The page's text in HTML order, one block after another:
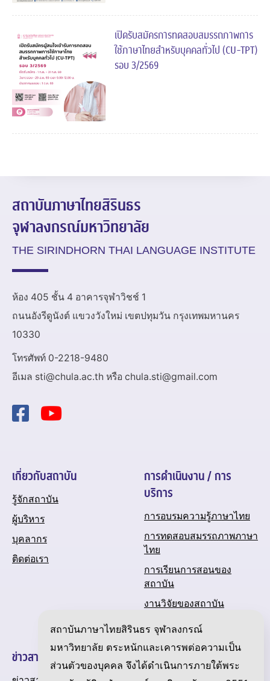
เปิดรับสมัครการทดสอบสมรรถภาพการ
ใช้ภาษาไทยสำหรับบุคคลทั่วไป (CU-TPT)
รอบ 3/2569
สถาบันภาษาไทยสิรินธร
จุฬาลงกรณ์มหาวิทยาลัย
THE SIRINDHORN THAI LANGUAGE INSTITUTE
ห้อง 405 ชั้น 4 อาคารจุฬาวิชช์ 1
ถนนอังรีดูนังต์ แขวงวังใหม่ เขตปทุมวัน กรุงเทพมหานคร
10330
โทรศัพท์ 0-2218-9480
อีเมล sti@chula.ac.th หรือ chula.sti@gmail.com
เกี่ยวกับสถาบัน
รู้จักสถาบัน
ผู้บริหาร
บุคลากร
ติดต่อเรา
การดำเนินงาน / การ
บริการ
การอบรมความรู้ภาษาไทย
การทดสอบสมรรถภาพภาษา
ไทย
การเรียนการสอนของ
สถาบัน
งานวิจัยของสถาบัน
ปฏิทินกิจกรรมของสถาบัน
ข่าวสารและความเคลื่อนไหว
สถาบันภาษาไทยสิรินธร จุฬาลงกรณ์
มหาวิทยาลัย ตระหนักและเคารพต่อความเป็น
ส่วนตัวของบุคคล จึงได้ดำเนินการภายใต้พระ